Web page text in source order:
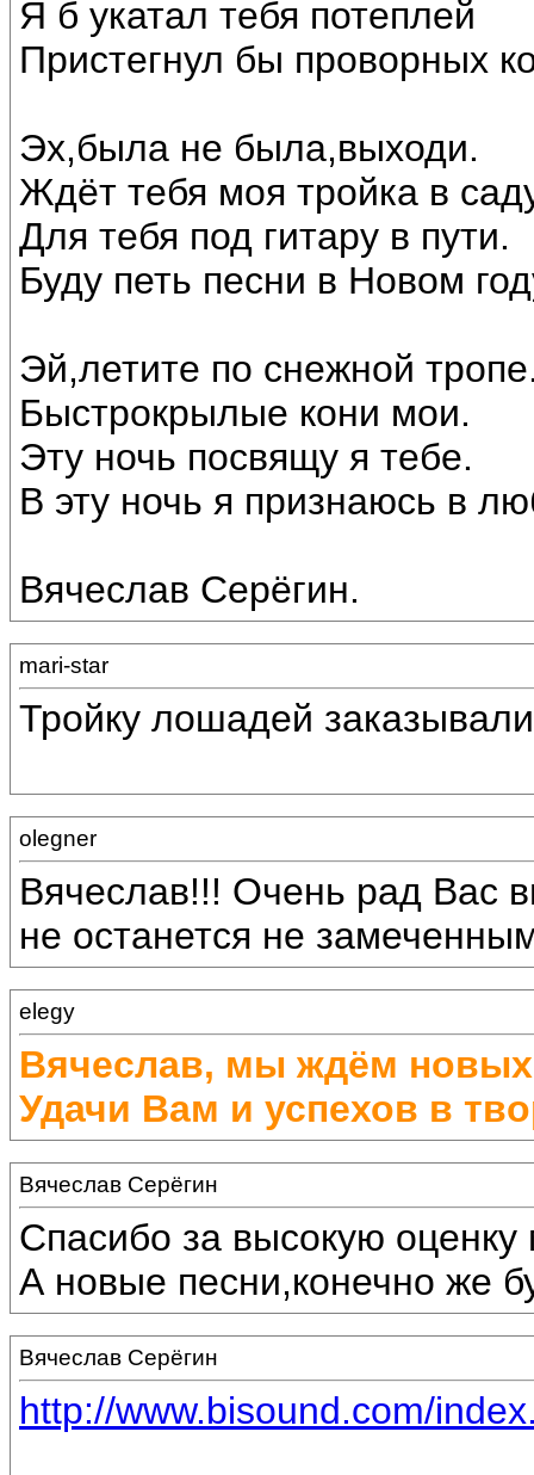
Я б укатал тебя потеплей
Пристегнул бы проворных
Эх,была не была,выходи.
Ждёт тебя моя тройка в
Для тебя под гитару в пути.
Буду петь песни в Новом
Эй,летите по снежной
Быстрокрылые кони мои.
Эту ночь посвящу я тебе.
В эту ночь я признаюсь в
Вячеслав Серёгин.
mari-star
Тройку лошадей
olegner
Вячеслав!!! Очень рад Вас
не останется не
elegy
Вячеслав, мы ждём
Удачи Вам и успехов в
Вячеслав Серёгин
Спасибо за высокую оценку
А новые песни,конечно же
Вячеслав Серёгин
http://www.bisound.com/